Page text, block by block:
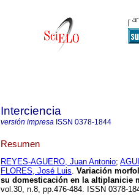
Interciencia
versión impresa ISSN 0378-1844
Resumen
REYES-AGUERO, Juan Antonio;
FLORES, José Luis. Variación
su domesticación en la altiplanicie
vol.30, n.8, pp.476-484. ISSN 0378-